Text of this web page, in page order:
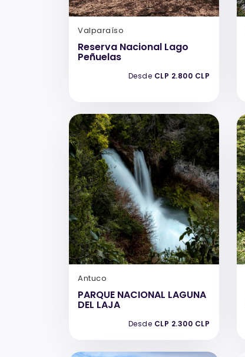
Valparaíso
Reserva Nacional Lago
Peñuelas
Desde CLP 2.800 CLP
Antuco
PARQUE NACIONAL LAGUNA
DEL LAJA
Desde CLP 2.300 CLP